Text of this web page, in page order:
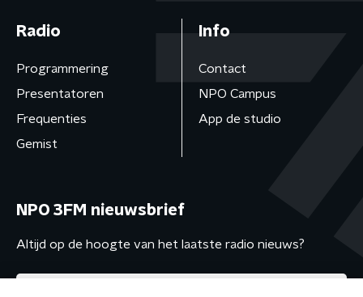
Radio
Programmering
Presentatoren
Frequenties
Gemist
Info
Contact
NPO Campus
App de studio
NPO 3FM nieuwsbrief
Altijd op de hoogte van het laatste radio nieuws?